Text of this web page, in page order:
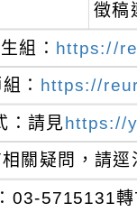
徵稿
組： https://
： https://
：請見 https://
關疑問，請逕
03-5715131轉